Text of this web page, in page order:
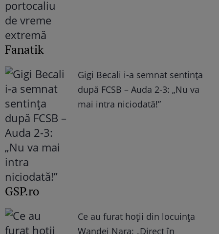
Fanatik
Gigi Becali i-a semnat sentința
după FCSB – Auda 2-3: „Nu va
mai intra niciodată!”
GSP.ro
Ce au furat hoții din locuința
Wandei Nara: „Direct în